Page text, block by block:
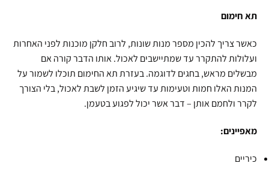
תא חימום
כאשר צריך להכין מספר מנות שונות, לרוב חלקן מוכנות לפני האחרות
ועלולות להתקרר עד שמתיישבים לאכול. אותו הדבר קורה אם
מבשלים מראש, בחגים לדוגמה. בעזרת תא החימום תוכלו לשמור על
המנות האלו חמות וטעימות עד שיגיע הזמן לשבת לאכול, בלי הצורך
לקרר ולחמם אותן – דבר אשר יכול לפגוע בטעמן.
מאפיינים:
כיריים